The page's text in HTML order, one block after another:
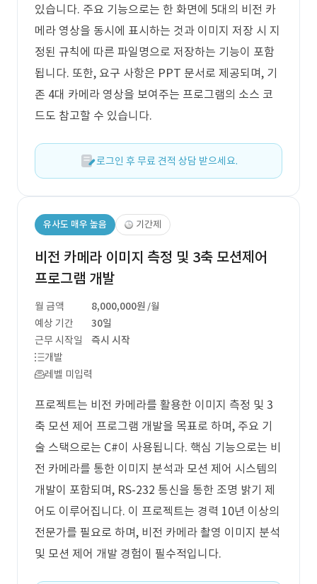
있습니다. 주요 기능으로는 한 화면에 5대의 비전 카
메라 영상을 동시에 표시하는 것과 이미지 저장 시 지
정된 규칙에 따른 파일명으로 저장하는 기능이 포함
됩니다. 또한, 요구 사항은 PPT 문서로 제공되며, 기
존 4대 카메라 영상을 보여주는 프로그램의 소스 코
드도 참고할 수 있습니다.
로그인 후 무료 견적 상담 받으세요.
유사도 매우 높음 기간제
비전 카메라 이미지 측정 및 3축 모션제어
프로그램 개발
월 금액 8,000,000원 /월
예상 기간
30일
근무 시작일
즉시 시작
개발
레벨 미입력
프로젝트는 비전 카메라를 활용한 이미지 측정 및 3
축 모션 제어 프로그램 개발을 목표로 하며, 주요 기
술 스택으로는 C#이 사용됩니다. 핵심 기능으로는 비
전 카메라를 통한 이미지 분석과 모션 제어 시스템의
개발이 포함되며, RS-232 통신을 통한 조명 밝기 제
어도 이루어집니다. 이 프로젝트는 경력 10년 이상의
전문가를 필요로 하며, 비전 카메라 촬영 이미지 분석
및 모션 제어 개발 경험이 필수적입니다.